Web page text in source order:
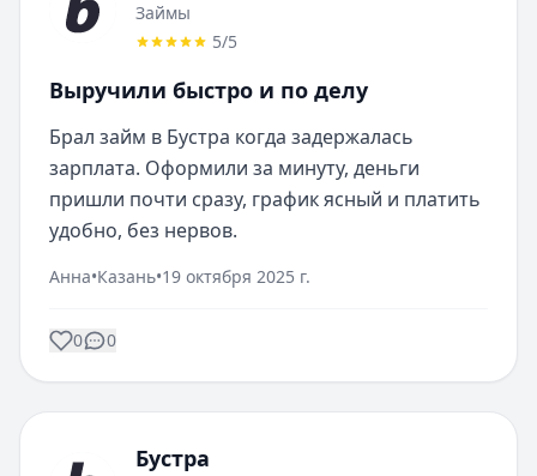
Займы
5/5
Выручили быстро и по делу
Брал займ в Бустра когда задержалась
зарплата. Оформили за минуту, деньги
пришли почти сразу, график ясный и платить
удобно, без нервов.
Анна•Казань•19 октября 2025 г.
0 0
Бустра